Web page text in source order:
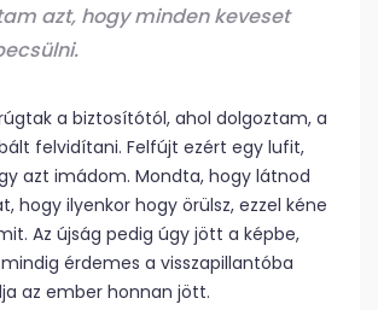
azt, hogy minden keveset
a biztosítótól, ahol dolgoztam, a
felvidítani. Felfújt ezért egy lufit,
azt imádom. Mondta, hogy látnod
hogy ilyenkor hogy örülsz, ezzel kéne
Az újság pedig úgy jött a képbe,
érdemes a visszapillantóba
az ember honnan jött.